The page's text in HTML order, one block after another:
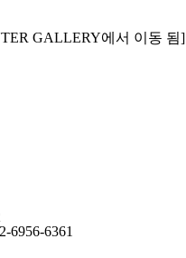
GALLERY에서 이동 됨]
6956-6361